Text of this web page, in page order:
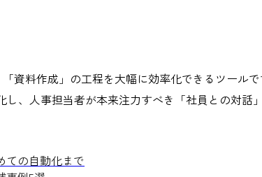
資料作成」の工程を大幅に効率化できるツール
、人事担当者が本来注力すべき「社員との対話
ての自動化まで